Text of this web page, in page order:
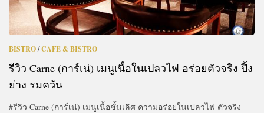
BISTRO/CAFE & BISTRO
รีวิว Carne (การ์เน่) เมนูเนื้อในเปลวไฟ อร่อยตัวจริง ปิ้ง
ย่าง รมควัน
#รีวิว Carne (การ์เน่) เมนูเนื้อชั้นเลิศ ความอร่อยในเปลวไฟ ตัวจริง